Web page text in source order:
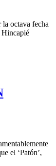
octava fecha
Hincapié
el ‘Patón’,